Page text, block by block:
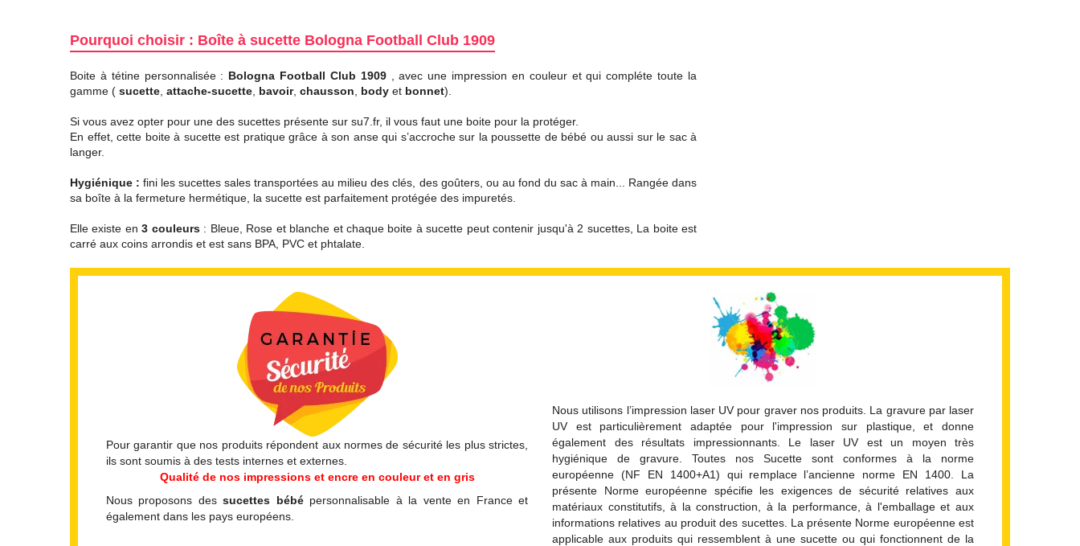
Pourquoi choisir : Boîte à sucette Bologna Football Club 1909
Boite à tétine personnalisée : Bologna Football Club 1909
, avec une impression en couleur et qui compléte toute la
gamme ( sucette attache-sucette bavoir, chausson body et bonnet).
Si vous avez opter pour une des sucettes présente sur su7.fr, il vous faut une boite pour la protéger.
En effet, cette boite à sucette est pratique grâce à son anse qui s’accroche sur la poussette de bébé ou aussi sur le sac à
langer.
Hygiénique : fini les sucettes sales transportées au milieu des clés, des goûters, ou au fond du sac à main... Rangée dans
sa boîte à la fermeture hermétique, la sucette est parfaitement protégée des impuretés.
Elle existe en3 couleurs: Bleue, Rose et blanche et chaque boite à sucette peut contenir jusqu'à 2 sucettes, La boite est
carré aux coins arrondis et est sans BPA, PVC et phtalate.
Pour garantir que nos produits répondent aux normes de sécurité les plus strictes,
ils sont soumis à des tests internes et externes.
Qualité de nos impressions et encre en couleur et en gris
Nous proposons dessucettes bébépersonnalisable à la vente en France et
également dans les pays européens.
Nous utilisons l’impression laser UV pour graver nos produits. La gravure par laser
UV est particulièrement adaptée pour l'impression sur plastique, et donne
également des résultats impressionnants. Le laser UV est un moyen très
hygiénique de gravure. Toutes nos Sucette sont conformes à la norme
européenne (NF EN 1400+A1) qui remplace l’ancienne norme EN 1400. La
présente Norme européenne spécifie les exigences de sécurité relatives aux
matériaux constitutifs, à la construction, à la performance, à l'emballage et aux
informations relatives au produit des sucettes. La présente Norme européenne est
applicable aux produits qui ressemblent à une sucette ou qui fonctionnent de la